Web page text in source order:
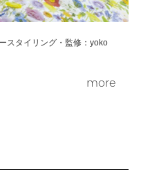
タイリング・監修：yoko
more